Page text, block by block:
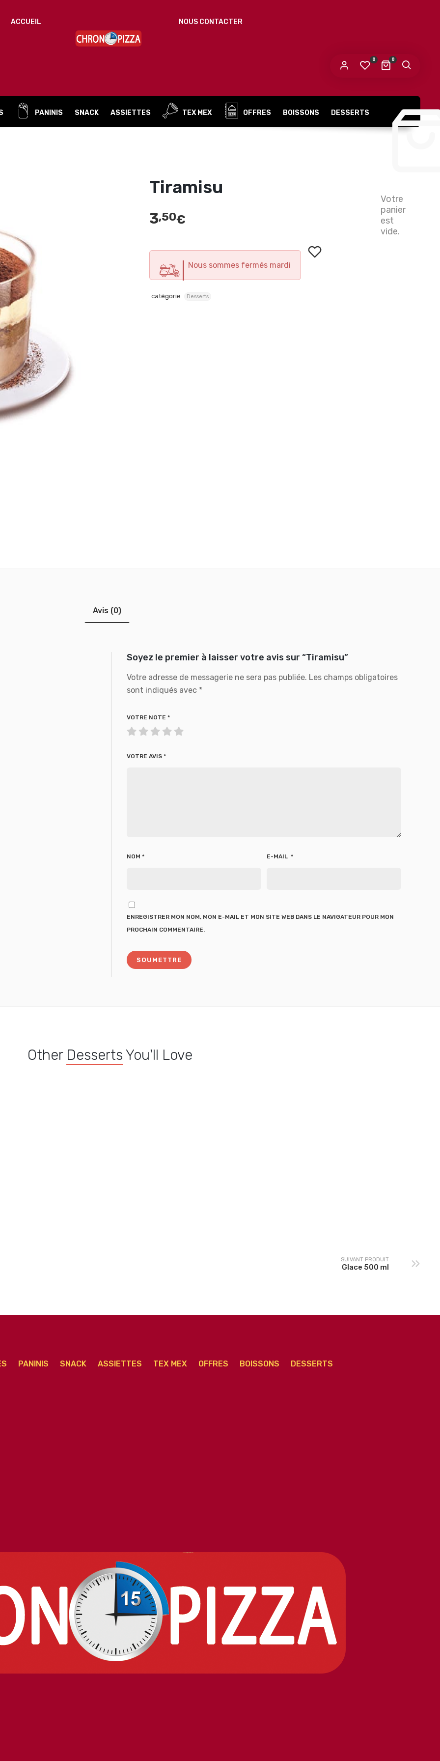
NOUS CONTACTER
ACCUEIL
0
Votre
panier
est
vide.
0
Mot de passe perdu ?
Un mot de passe sera envoyé vers votre adresse
PANINIS SNACK ASSIETTES TEX MEX OFFRES BOISSONS DESSERTS
Tiramisu
3,50€
Nous sommes fermés mardi
catégorie Desserts
Avis (0)
Soyez le premier à laisser votre avis sur “Tiramisu”
Votre adresse de messagerie ne sera pas publiée. Les champs obligatoires
sont indiqués avec *
VOTRE NOTE *
VOTRE AVIS *
NOM * E-MAIL *
ENREGISTRER MON NOM, MON E-MAIL ET MON SITE WEB DANS LE NAVIGATEUR POUR MON
PROCHAIN COMMENTAIRE.
Other Desserts You'll Love
SUIVANT PRODUIT
Glace 500 ml
PANINIS SNACK ASSIETTES TEX MEX OFFRES BOISSONS DESSERTS